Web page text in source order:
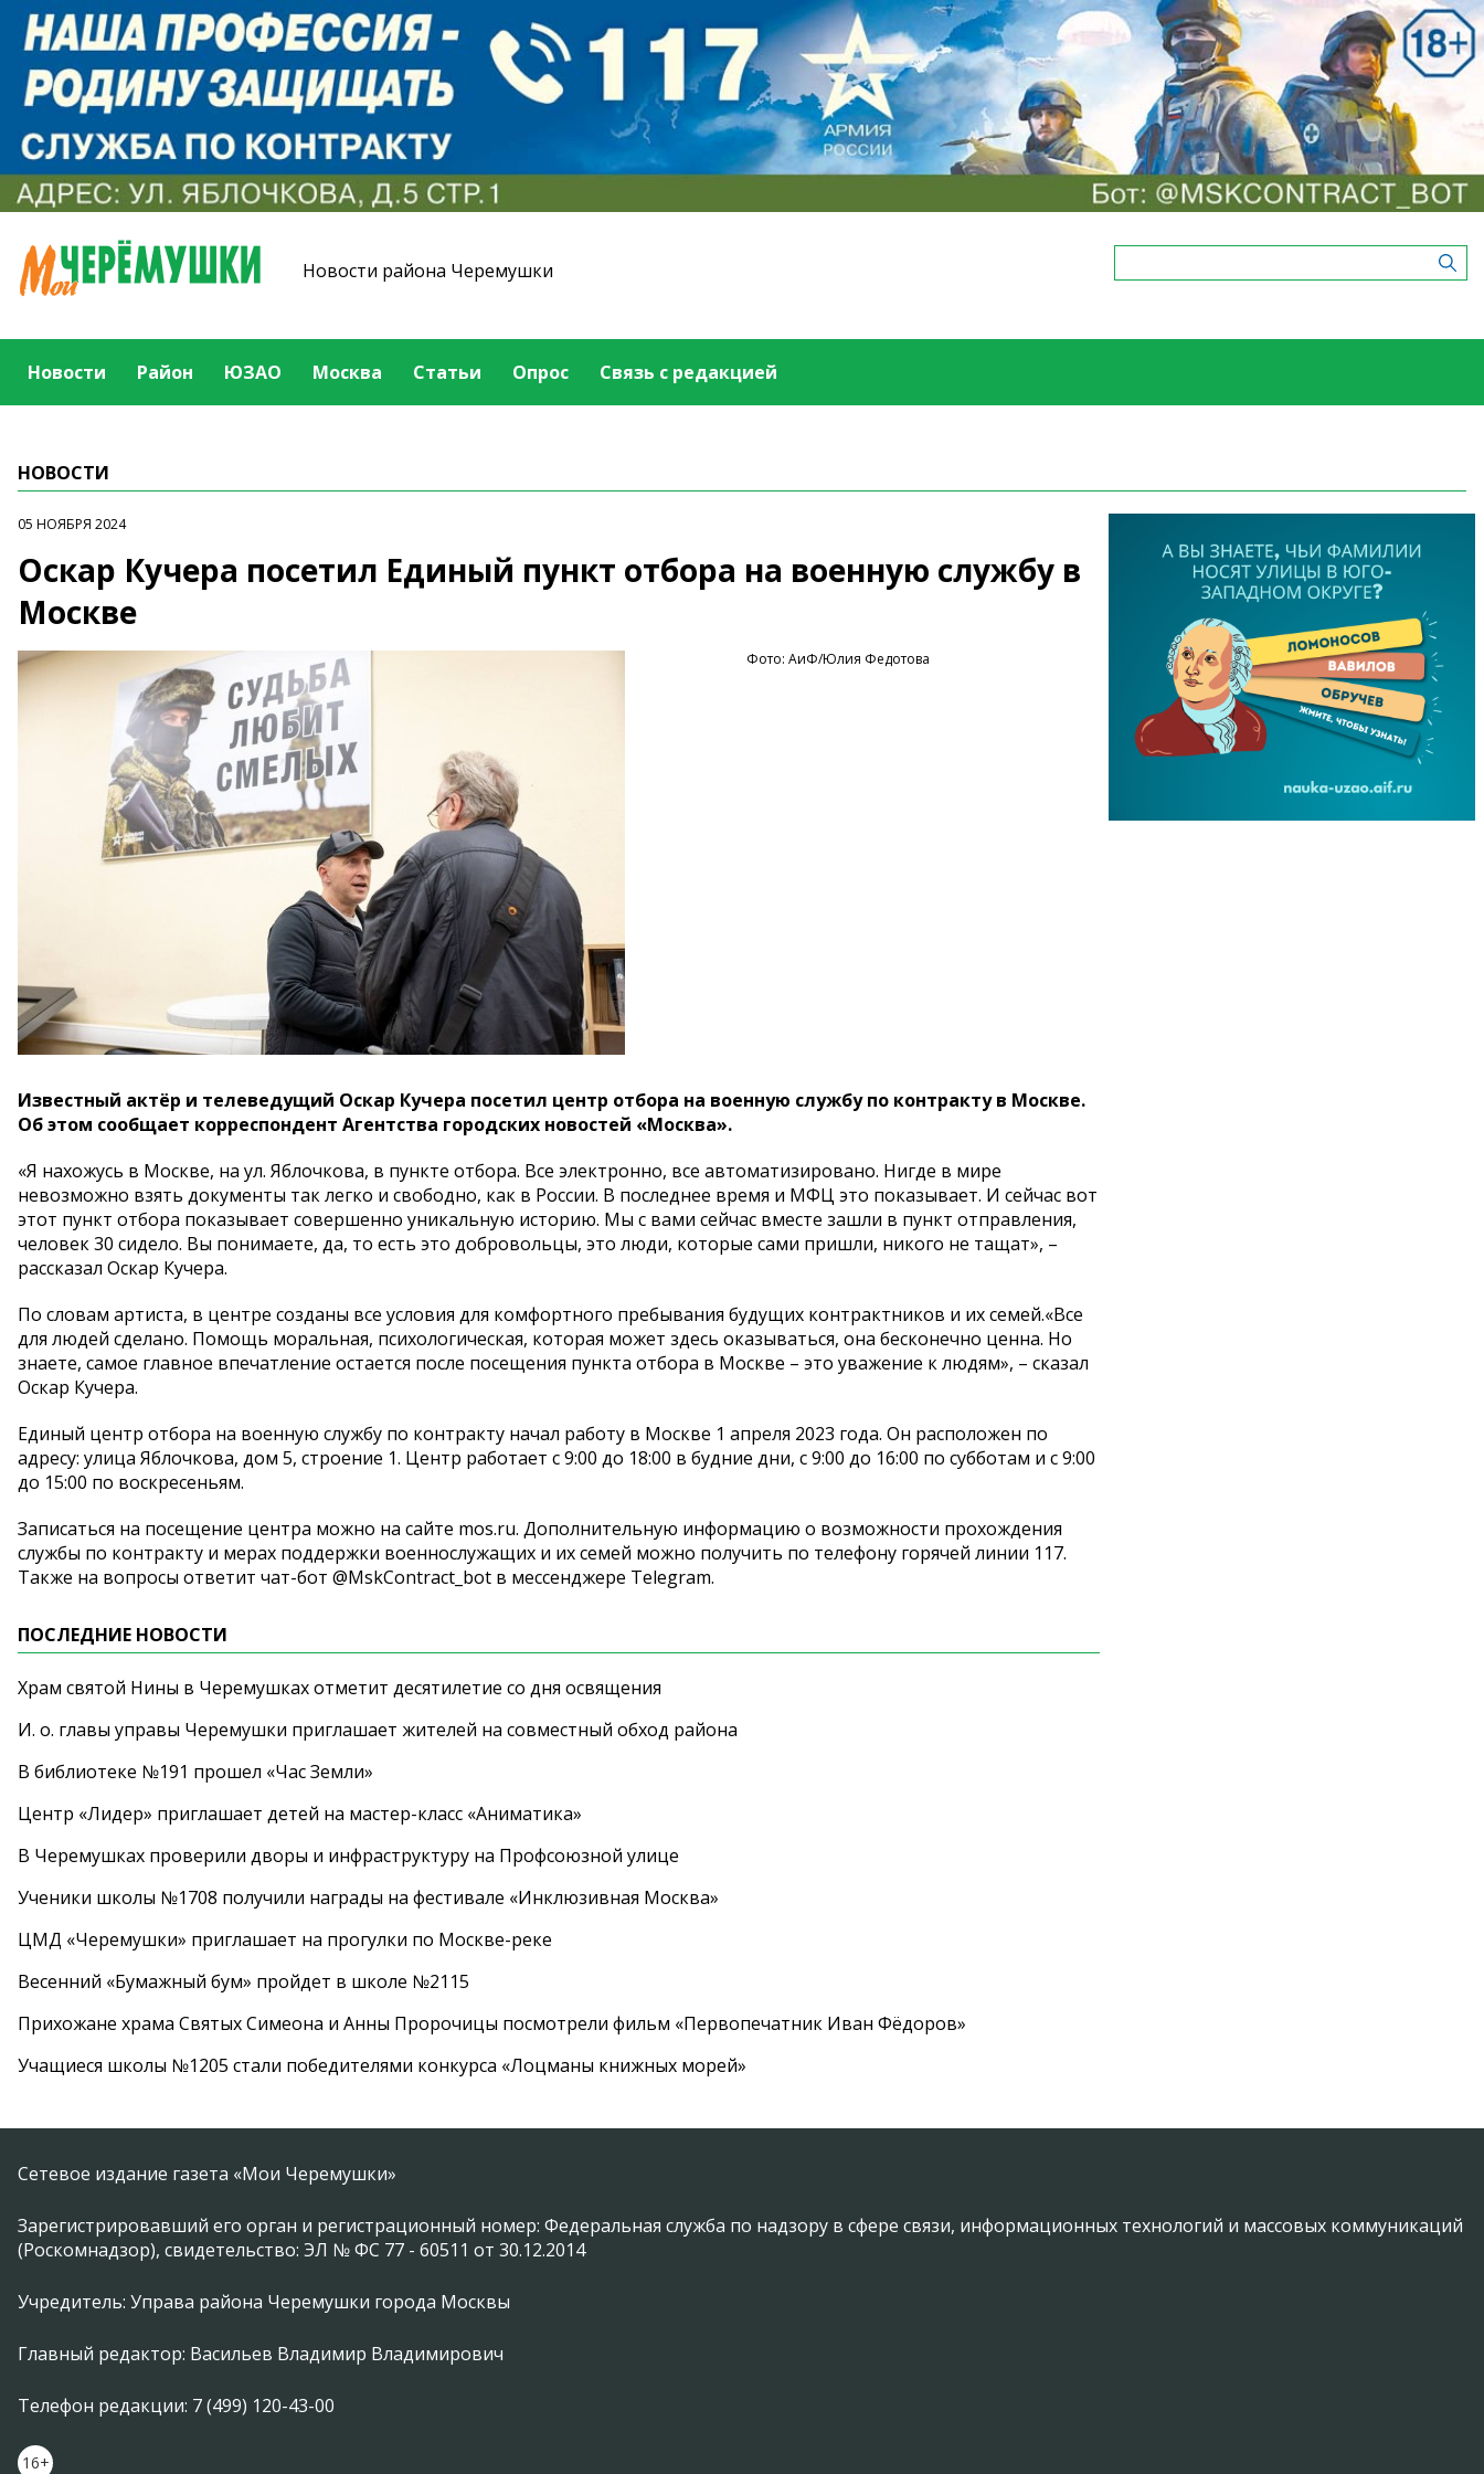
Новости района Черемушки
Новости Район ЮЗАО Москва Статьи Опрос Связь с редакцией
НОВОСТИ
05 НОЯБРЯ 2024
Оскар Кучера посетил Единый пункт отбора на военную службу в
Москве
Фото: АиФ/Юлия Федотова
Известный актёр и телеведущий Оскар Кучера посетил центр отбора на военную службу по контракту в Москве.
Об этом сообщает корреспондент Агентства городских новостей «Москва».
«Я нахожусь в Москве, на ул. Яблочкова, в пункте отбора. Все электронно, все автоматизировано. Нигде в мире
невозможно взять документы так легко и свободно, как в России. В последнее время и МФЦ это показывает. И сейчас вот
этот пункт отбора показывает совершенно уникальную историю. Мы с вами сейчас вместе зашли в пункт отправления,
человек 30 сидело. Вы понимаете, да, то есть это добровольцы, это люди, которые сами пришли, никого не тащат», –
рассказал Оскар Кучера.
По словам артиста, в центре созданы все условия для комфортного пребывания будущих контрактников и их семей.«Все
для людей сделано. Помощь моральная, психологическая, которая может здесь оказываться, она бесконечно ценна. Но
знаете, самое главное впечатление остается после посещения пункта отбора в Москве – это уважение к людям», – сказал
Оскар Кучера.
Единый центр отбора на военную службу по контракту начал работу в Москве 1 апреля 2023 года. Он расположен по
адресу: улица Яблочкова, дом 5, строение 1. Центр работает с 9:00 до 18:00 в будние дни, с 9:00 до 16:00 по субботам и с 9:00
до 15:00 по воскресеньям.
Записаться на посещение центра можно на сайте mos.ru. Дополнительную информацию о возможности прохождения
службы по контракту и мерах поддержки военнослужащих и их семей можно получить по телефону горячей линии 117.
Также на вопросы ответит чат-бот @MskContract_bot в мессенджере Telegram.
ПОСЛЕДНИЕ НОВОСТИ
Храм святой Нины в Черемушках отметит десятилетие со дня освящения
И. о. главы управы Черемушки приглашает жителей на совместный обход района
В библиотеке №191 прошел «Час Земли»
Центр «Лидер» приглашает детей на мастер-класс «Аниматика»
В Черемушках проверили дворы и инфраструктуру на Профсоюзной улице
Ученики школы №1708 получили награды на фестивале «Инклюзивная Москва»
ЦМД «Черемушки» приглашает на прогулки по Москве-реке
Весенний «Бумажный бум» пройдет в школе №2115
Прихожане храма Святых Симеона и Анны Пророчицы посмотрели фильм «Первопечатник Иван Фёдоров»
Учащиеся школы №1205 стали победителями конкурса «Лоцманы книжных морей»
Сетевое издание газета «Мои Черемушки»
Зарегистрировавший его орган и регистрационный номер: Федеральная служба по надзору в сфере связи, информационных технологий и массовых коммуникаций
(Роскомнадзор), свидетельство: ЭЛ № ФС 77 - 60511 от 30.12.2014
Учредитель: Управа района Черемушки города Москвы
Главный редактор: Васильев Владимир Владимирович
Телефон редакции: 7 (499) 120-43-00
16+